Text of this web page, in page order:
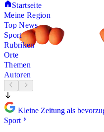
Startseite
Meine Region
Top News
Sport
Rubriken
Orte
Themen
Autoren
Kleine Zeitung als
Sport